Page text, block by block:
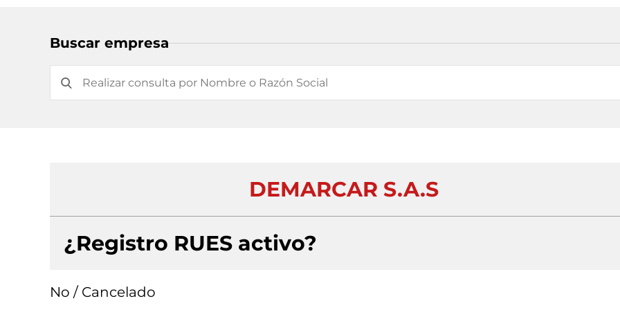
Buscar empresa
DEMARCAR S.A.S
¿Registro RUES activo?
No / Cancelado